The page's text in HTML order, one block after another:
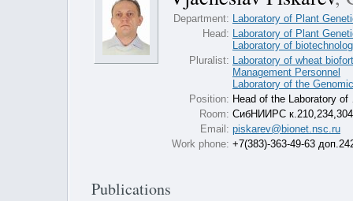
Department: Laboratory of Plant
Head: Laboratory of Plant
Laboratory of
Pluralist: Laboratory of wheat
Management Personnel
Laboratory of the
Position: Head of the Laboratory
Room: СибНИИРС
Email: piskarev@bionet.nsc.ru
Work phone: +7(383)-363-49-63
Publications